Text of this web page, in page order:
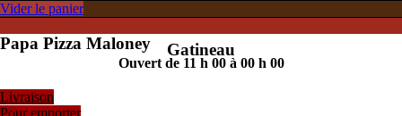
Vider le panier
Papa Pizza Maloney Gatineau
Ouvert de 11 h 00 à 00 h 00
Livraison
Pour emporter